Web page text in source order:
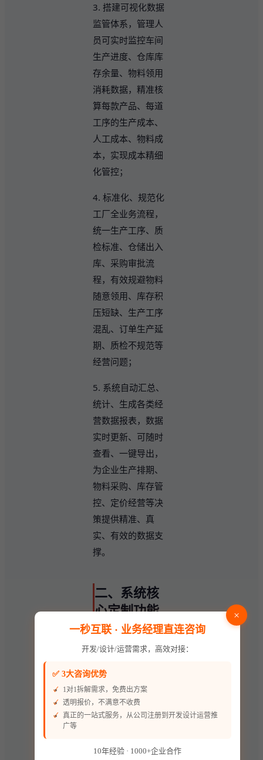
3. 搭建可视化数据
监管体系，管理人
员可实时监控车间
生产进度、仓库库
存余量、物料领用
消耗数据，精准核
算每款产品、每道
工序的生产成本、
人工成本、物料成
本，实现成本精细
化管控；
4. 标准化、规范化
工厂全业务流程，
统一生产工序、质
检标准、仓储出入
库、采购审批流
程，有效规避物料
随意领用、库存积
压短缺、生产工序
混乱、订单生产延
期、质检不规范等
经营问题；
5. 系统自动汇总、
统计、生成各类经
营数据报表，数据
实时更新、可随时
查看、一键导出，
为企业生产排期、
物料采购、库存管
控、定价经营等决
策提供精准、真
实、有效的数据支
撑。
二、系统核
心定制功能
1. 供应商与采购
管理
系统化搭建供应商
管理体系，支持供
应商基础信息建
理、资质文件云端
×
一秒互联 · 业务经理直连咨询
开发/设计/运营需求，高效对接：
✅ 3大咨询优势
1对1拆解需求，免费出方案
透明报价，不满意不收费
真正的一站式服务，从公司注册到开发设计运营推
广等
10年经验 · 1000+企业合作